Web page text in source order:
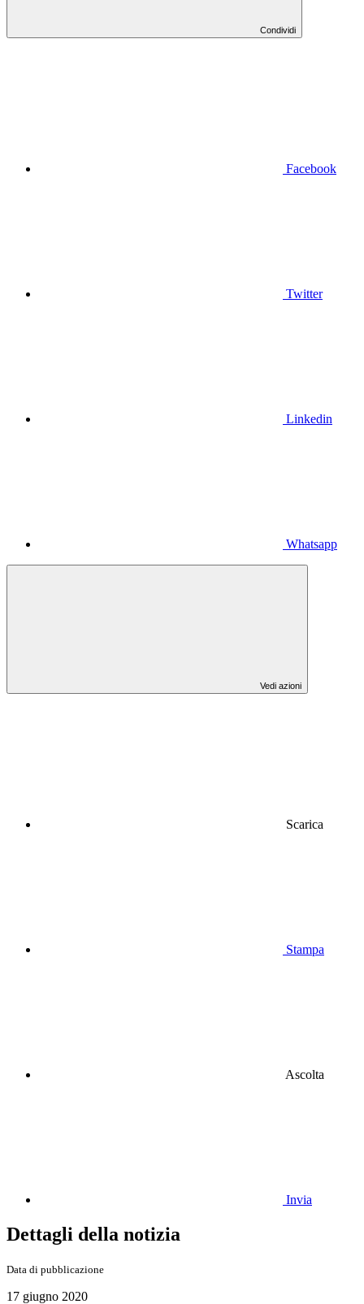
Condividi
Facebook
Twitter
Linkedin
Whatsapp
Vedi azioni
Scarica
Stampa
Ascolta
Invia
Dettagli della notizia
Data di pubblicazione
17 giugno 2020